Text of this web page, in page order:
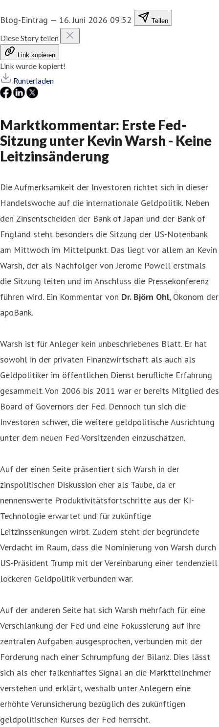
Blog-Eintrag — 16. Juni 2026 09:52 Teilen
Diese Story teilen
Link kopieren
Link wurde kopiert!
Runterladen
Marktkommentar: Erste Fed-
Sitzung unter Kevin Warsh - Keine
Leitzinsänderung
Die Aufmerksamkeit der Investoren richtet sich in dieser
Handelswoche auf die internationale Geldpolitik. Neben
den Zinsentscheiden der Bank of Japan und der Bank of
England steht besonders die Sitzung der US-Notenbank
am Mittwoch im Mittelpunkt. Das liegt vor allem an Kevin
Warsh, der als Nachfolger von Jerome Powell erstmals
die Sitzung leiten und im Anschluss die Pressekonferenz
führen wird. Ein Kommentar von Dr. Björn Ohl, Ökonom der
apoBank.
Warsh ist für Anleger kein unbeschriebenes Blatt. Er hat
sowohl in der privaten Finanzwirtschaft als auch als
Geldpolitiker im öffentlichen Dienst berufliche Erfahrung
gesammelt. Von 2006 bis 2011 war er bereits Mitglied des
Board of Governors der Fed. Dennoch tun sich die
Investoren schwer, die weitere geldpolitische Ausrichtung
unter dem neuen Fed-Vorsitzenden einzuschätzen.
Auf der einen Seite präsentiert sich Warsh in der
zinspolitischen Diskussion eher als Taube, da er
nennenswerte Produktivitätsfortschritte aus der KI-
Technologie erwartet und für zukünftige
Leitzinssenkungen wirbt. Zudem steht der begründete
Verdacht im Raum, dass die Nominierung von Warsh durch
US-Präsident Trump mit der Vereinbarung einer tendenziell
lockeren Geldpolitik verbunden war.
Auf der anderen Seite hat sich Warsh mehrfach für eine
Verschlankung der Fed und eine Fokussierung auf ihre
zentralen Aufgaben ausgesprochen, verbunden mit der
Forderung nach einer Schrumpfung der Bilanz. Dies lässt
sich als eher falkenhaftes Signal an die Marktteilnehmer
verstehen und erklärt, weshalb unter Anlegern eine
erhöhte Verunsicherung bezüglich des zukünftigen
geldpolitischen Kurses der Fed herrscht.